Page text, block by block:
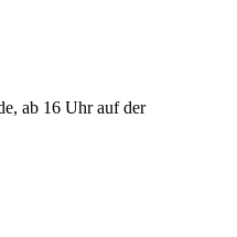
ab 16 Uhr auf der